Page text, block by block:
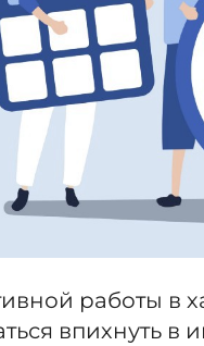
работы в
впихнуть